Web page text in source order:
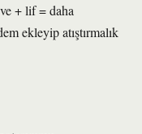
+ lif = daha
ekleyip atıştırmalık